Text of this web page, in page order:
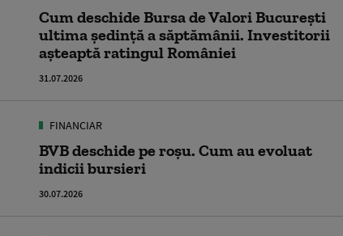
Cum deschide Bursa de Valori București
ultima ședință a săptămânii. Investitorii
așteaptă ratingul României
31.07.2026
FINANCIAR
BVB deschide pe roșu. Cum au evoluat
indicii bursieri
30.07.2026